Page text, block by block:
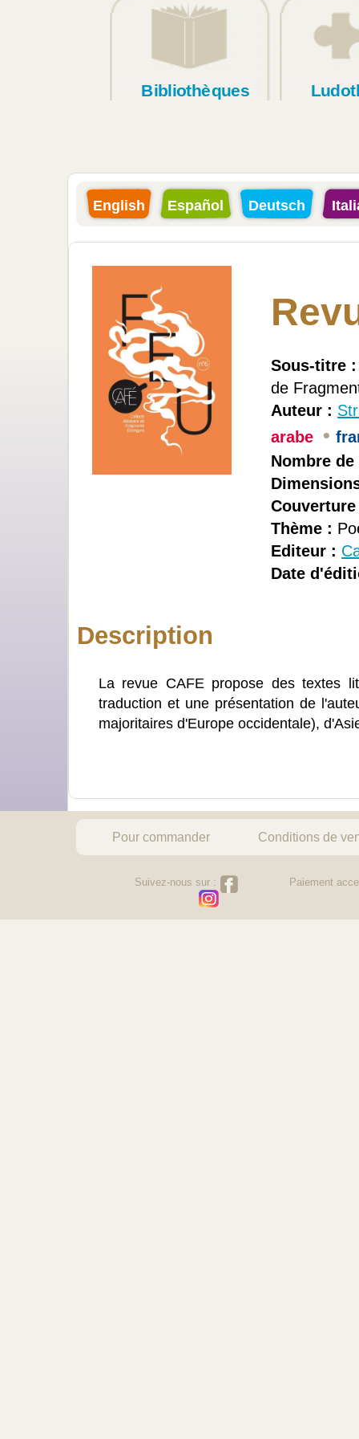
Bibliothèques
English Español Deutsch
Sous-titre :
de
Auteur :
arabe •
Nombre
Thème :
Editeur :
Date
Description
La revue CAFE propose des textes
traduction et une présentation de
majoritaires d'Europe occidentale),
Pour commander Conditions de
Suivez-nous sur : Paiement